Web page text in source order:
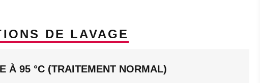
DE LAVAGE
À 95 °C (TRAITEMENT NORMAL)